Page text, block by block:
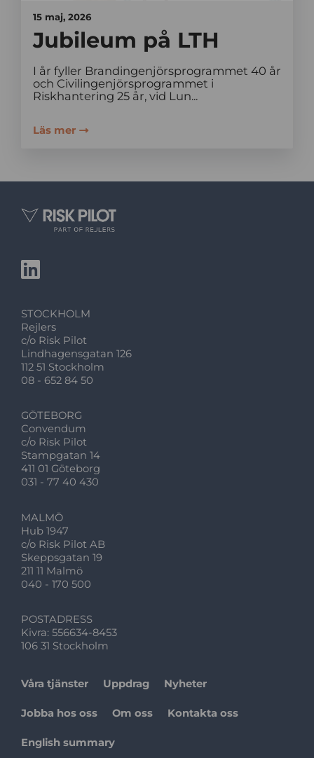
15 maj, 2026
Jubileum på LTH
I år fyller Brandingenjörsprogrammet 40 år
och Civilingenjörsprogrammet i
Riskhantering 25 år, vid Lun...
Läs mer
STOCKHOLM
Rejlers
c/o Risk Pilot
Lindhagensgatan 126
112 51 Stockholm
08 - 652 84 50
GÖTEBORG
Convendum
c/o Risk Pilot
Stampgatan 14
411 01 Göteborg
031 - 77 40 430
MALMÖ
Hub 1947
c/o Risk Pilot AB
Skeppsgatan 19
211 11 Malmö
040 - 170 500
POSTADRESS
Kivra: 556634-8453
106 31 Stockholm
Våra tjänster Uppdrag Nyheter
Jobba hos oss Om oss Kontakta oss
English summary